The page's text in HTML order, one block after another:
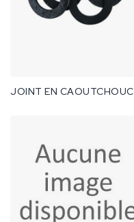
JOINT EN CAOUTCHOUC